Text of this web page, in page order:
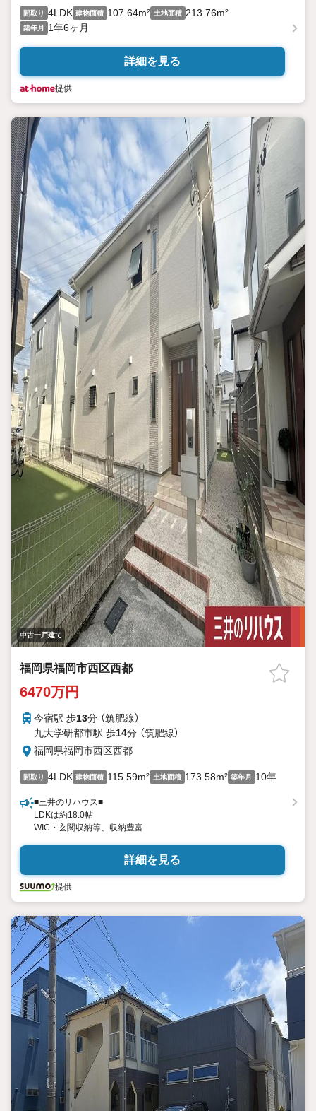
間取り 4LDK 建物面積 107.64m² 土地面積 213.76m²
築年月 1年6ヶ月
詳細を見る
提供
中古一戸建て
福岡県福岡市西区西都
6470万円
今宿駅 歩13分 （筑肥線）
九大学研都市駅 歩14分 （筑肥線）
福岡県福岡市西区西都
間取り 4LDK 建物面積 115.59m² 土地面積 173.58m² 築年月 10年
■三井のリハウス■
LDKは約18.0帖
WIC・玄関収納等、収納豊富
詳細を見る
提供